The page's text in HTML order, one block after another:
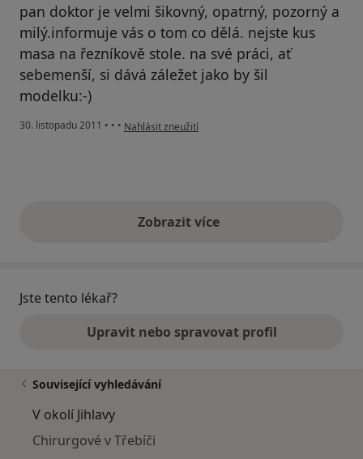
pan doktor je velmi šikovný, opatrný, pozorný a
milý.informuje vás o tom co dělá. nejste kus
masa na řezníkově stole. na své práci, ať
sebemenší, si dává záležet jako by šil
modelku:-)
30. listopadu 2011 • • • podle názoru uživatele Pacient
Nahlásit zneužití
Zobrazit vícevýše uvedené názory
Jste tento lékař?
Upravit nebo spravovat profil
Související vyhledávání
V okolí Jihlavy
Chirurgové v Třebíči